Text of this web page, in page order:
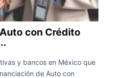
con Crédito
y bancos en México que
de Auto con